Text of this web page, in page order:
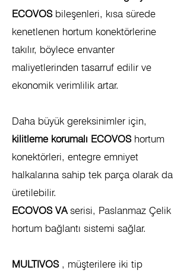
ECOVOSbileşenleri, kısa sürede
kenetlenen hortum konektörlerine
takılır, böylece envanter
maliyetlerinden tasarruf edilir ve
ekonomik verimlilik artar.
Daha büyük gereksinimler için,
kilitleme korumalı ECOVOShortum
konektörleri, entegre emniyet
halkalarına sahip tek parça olarak da
üretilebilir.
ECOVOS VAserisi, Paslanmaz Çelik
hortum bağlantı sistemi sağlar.
MULTIVOS, müşterilere iki tip